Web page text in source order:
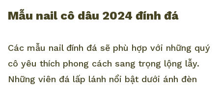
Mẫu nail cô dâu 2024 đính đá
Các mẫu nail đính đá sẽ phù hợp với những quý
cô yêu thích phong cách sang trọng lộng lẫy.
Những viên đá lấp lánh nổi bật dưới ánh đèn